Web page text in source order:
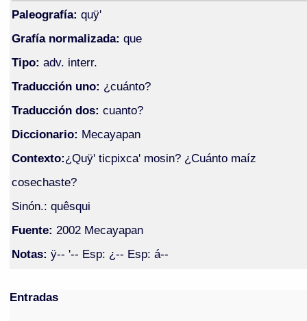
Paleografía: quÿ'
Grafía normalizada: que
Tipo: adv. interr.
Traducción uno: ¿cuánto?
Traducción dos: cuanto?
Diccionario: Mecayapan
Contexto:¿Quÿ' ticpixca' mosin? ¿Cuánto maíz
cosechaste?
Sinón.: quêsqui
Fuente: 2002 Mecayapan
Notas: ÿ-- '-- Esp: ¿-- Esp: á--
Entradas